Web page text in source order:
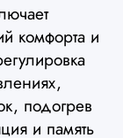
комфорта и
подогрев
и память